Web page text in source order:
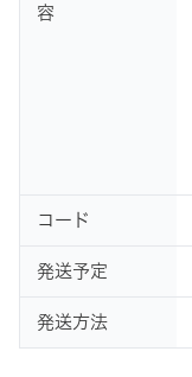
容
コード
発送予定
発送方法